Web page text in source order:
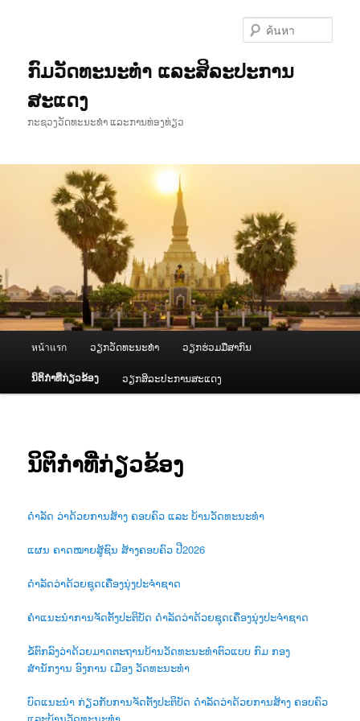
เนื้อหาກົມວັດທະນະທຳ ແລະສິລະປະການ
ສະແດງ
ກະຊວງວັດທະນະທຳ ແລະການທ່ອງທ່ຽວ
หน้าแรก ວຽກວັດທະນະທຳ ວຽກຮ່ວມມືສາກົນ
ນິຕິກຳທີ່ກ່ຽວຂ້ອງ ວຽກສິລະປະການສະແດງ
ນິຕິກຳທີ່ກ່ຽວຂ້ອງ
ດຳລັດ ວ່າດ້ວຍການສ້າງ ຄອບຄົວ ແລະ ບ້ານວັດທະນະທຳ
ແຜນ ຄາດໝາຍສູ້ຊົນ ສ້າງຄອບຄົວ ປີ2026
ດຳລັດວ່າດ້ວຍຊຸດເຄື່ອງນຸ່ງປະຈຳຊາດ
ຄຳແນະນຳການຈັດຕັ້ງປະຕິບັດ ດຳລັດວ່າດ້ວຍຊຸດເຄື່ອງນຸ່ງປະຈຳຊາດ
ຂໍ້ຕົກລົງວ່າດ້ວຍມາດຕະຖານບ້ານວັດທະນະທຳຕົວແບບ ກົມ ກອງ
ສຳນັກງານ ອົງການ ເມືອງ ວັດທະນະທຳ
ບົດແນະນຳ ກ່ຽວກັບການຈັດຕັ້ງປະຕິບັດ ດຳລັດວ່າດ້ວຍການສ້າງ ຄອບຄົວ